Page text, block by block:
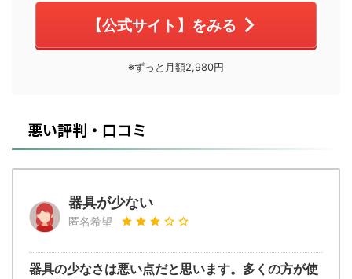
【公式サイト】をみる
※ずっと月額2,980円
悪い評判・口コミ
器具が少ない
匿名希望
器具の少なさは悪い点だと思います。多くの方が使